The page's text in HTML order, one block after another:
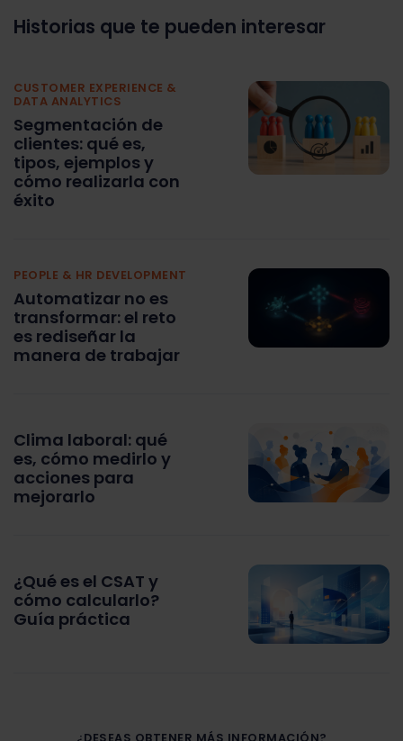
Historias que te pueden interesar
CUSTOMER EXPERIENCE &
DATA ANALYTICS
Segmentación de
clientes: qué es,
tipos, ejemplos y
cómo realizarla con
éxito
PEOPLE & HR DEVELOPMENT
Automatizar no es
transformar: el reto
es rediseñar la
manera de trabajar
Clima laboral: qué
es, cómo medirlo y
acciones para
mejorarlo
¿Qué es el CSAT y
cómo calcularlo?
Guía práctica